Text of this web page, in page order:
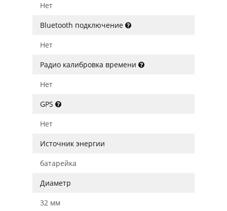
Нет
Bluetooth подключение
Нет
Радио калибровка времени
Нет
GPS
Нет
Источник энергии
батарейка
Диаметр
32 мм